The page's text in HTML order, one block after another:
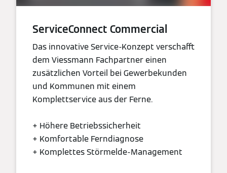
ServiceConnect Commercial
Das innovative Service-Konzept verschafft
dem Viessmann Fachpartner einen
zusätzlichen Vorteil bei Gewerbekunden
und Kommunen mit einem
Komplettservice aus der Ferne.
+ Höhere Betriebssicherheit
+ Komfortable Ferndiagnose
+ Komplettes Störmelde-Management